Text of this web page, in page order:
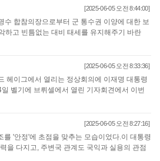
[2025-06-05 오전 8:44:00]
합참의장으로부터 군 통수권 이양에 대한 보
하고 빈틈없는 대비 태세를 유지해주기 바란
[2025-06-05 오전 8:33:36]
헤이그에서 열리는 정상회의에 이재명 대통령
벨기에 브뤼셀에서 열린 기자회견에서 이번
[2025-06-05 오전 8:27:16]
'안정'에 초점을 맞추는 모습이었다.이 대통령
을 다지고, 주변국 관계도 국익과 실용의 관점